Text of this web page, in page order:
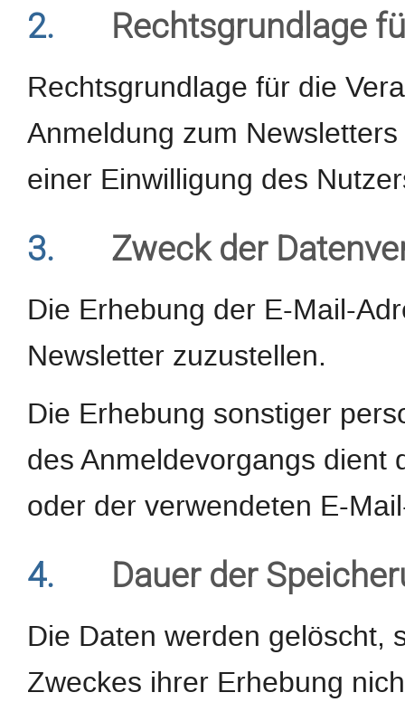
2. Rechtsgrundlage
Rechtsgrundlage für die
Anmeldung zum
einer Einwilligung des
3. Zweck der
Die Erhebung der E-Mail-
Newsletter zuzustellen.
Die Erhebung sonstiger
des Anmeldevorgangs dient
oder der verwendeten E-
4. Dauer der
Die Daten werden gelöscht,
Zweckes ihrer Erhebung